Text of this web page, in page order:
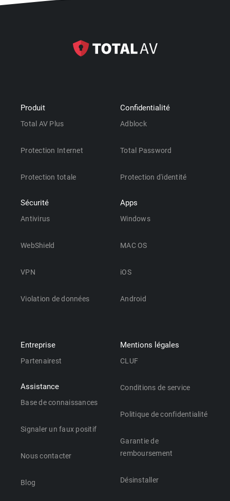
Produit
Total AV Plus
Protection Internet
Protection totale
Sécurité
Antivirus
WebShield
VPN
Violation de données
Confidentialité
Adblock
Total Password
Protection d'identité
Apps
Windows
MAC OS
iOS
Android
Entreprise
Partenairest
Assistance
Base de connaissances
Signaler un faux positif
Nous contacter
Blog
Mentions légales
CLUF
Conditions de service
Politique de confidentialité
Garantie de
remboursement
Désinstaller